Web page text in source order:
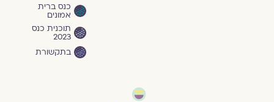
כנס ברית
אמונים
תוכנית כנס
2023
בתקשורת